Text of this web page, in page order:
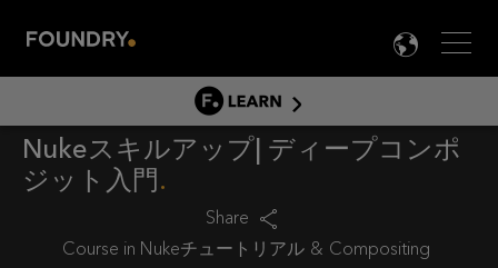
Menu

LEARN
LEARN HOME
製品チュートリアル
EDUCATION
Nukeスキルアップ| ディープコンポ
ジット入門
Share
Course in Nukeチュートリアル Compositing